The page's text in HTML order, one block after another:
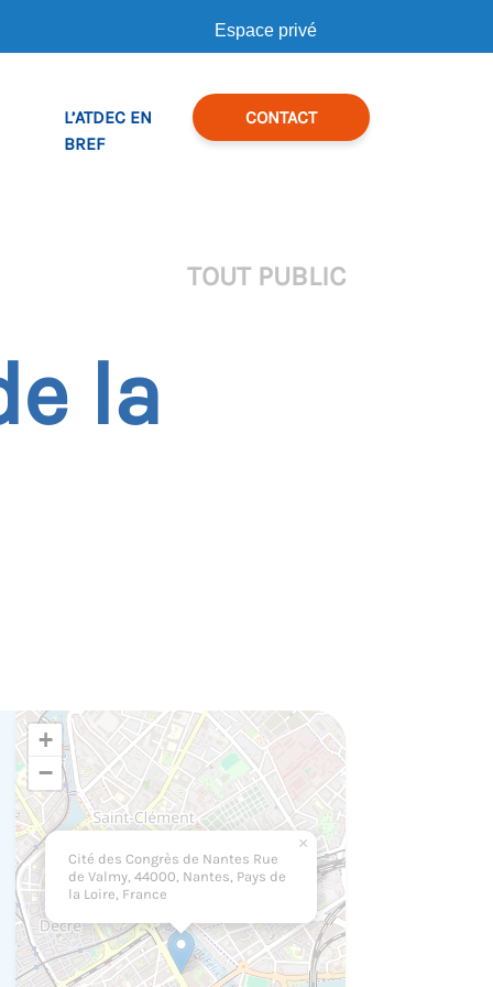
Espace privé
L’ATDEC EN
BREF
CONTACT
TOUT PUBLIC
la
Cité des Congrès de Nantes Rue
de Valmy, 44000, Nantes, Pays de
la Loire, France
×
+
−